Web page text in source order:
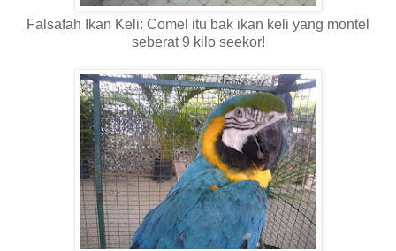
Falsafah Ikan Keli: Comel itu bak ikan keli yang montel
seberat 9 kilo seekor!